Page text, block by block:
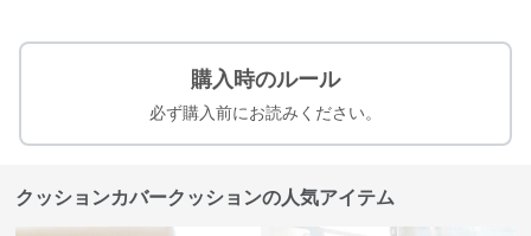
購入時のルール
必ず購入前にお読みください。
クッションカバークッションの人気アイテム